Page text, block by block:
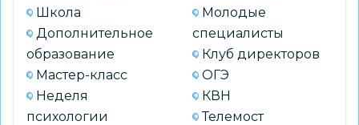
Школа
Дополнительное
образование
Мастер-класс
Неделя
психологии
Молодые
специалисты
Клуб директоров
ОГЭ
КВН
Телемост